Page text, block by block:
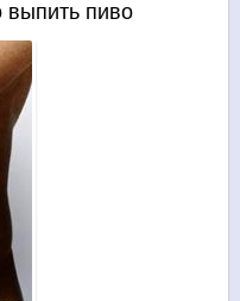
выпить пиво